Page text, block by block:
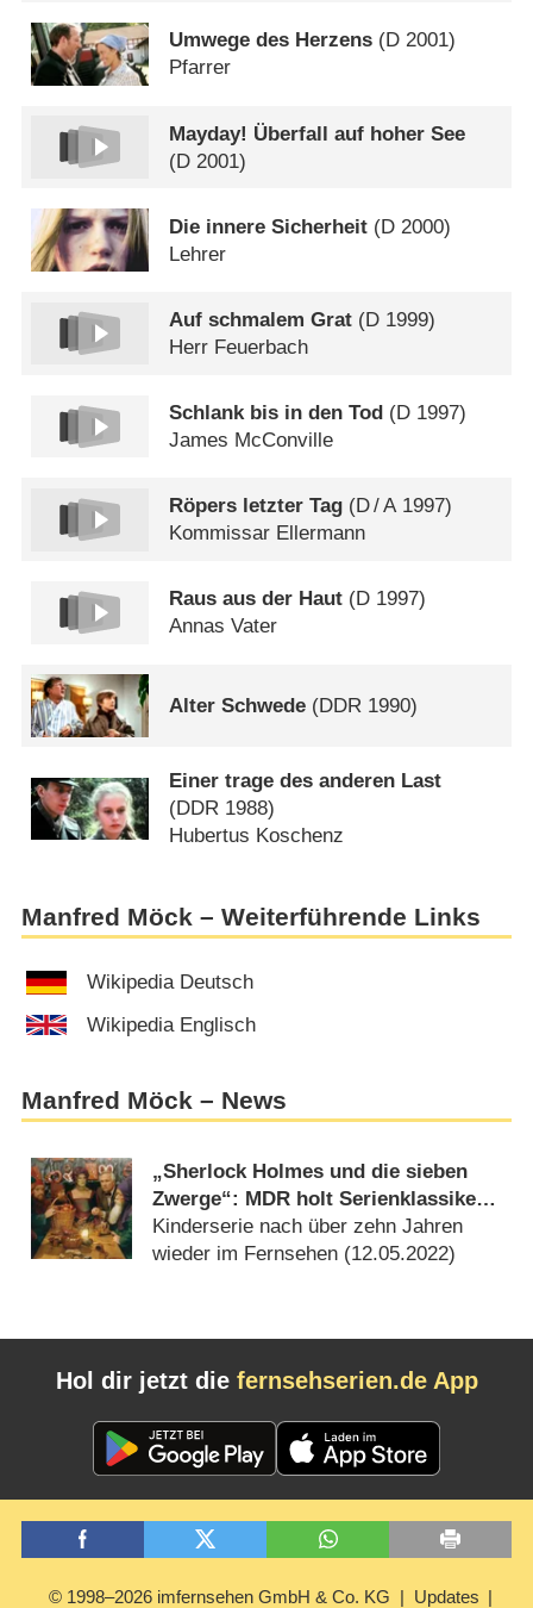
Umwege des Herzens (D 2001)
Pfarrer
Mayday! Überfall auf hoher See
(D 2001)
Die innere Sicherheit (D 2000)
Lehrer
Auf schmalem Grat (D 1999)
Herr Feuerbach
Schlank bis in den Tod (D 1997)
James McConville
Röpers letzter Tag (D/A1997)
Kommissar Ellermann
Raus aus der Haut (D 1997)
Annas Vater
Alter Schwede (DDR 1990)
Einer trage des anderen Last
(DDR 1988)
Hubertus Koschenz
Manfred Möck – Weiterführende Links
Wikipedia Deutsch
Wikipedia Englisch
Manfred Möck – News
„Sherlock Holmes und die sieben
Zwerge“: MDR holt Serienklassiker
aus dem Archiv
Kinderserie nach über zehn Jahren
wieder im Fernsehen (12.05.2022)
Hol dir jetzt die fernsehserien.de App
© 1998–2026 imfernsehen GmbH & Co. KG Updates